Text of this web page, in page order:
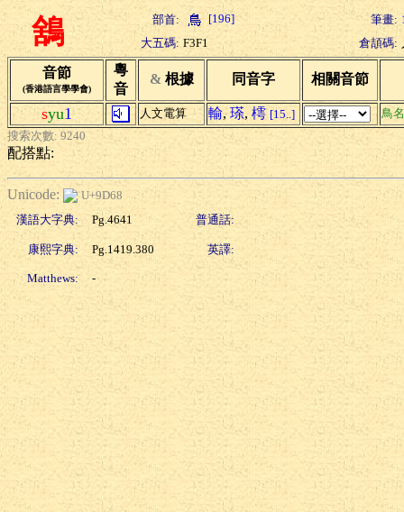
鵨 部首: [196] 筆畫:
大五碼: F3F1 倉頡碼:
音節
(香港語言學學會)
粵
音
& 根據 同音字 相關音節
syu1 人文電算 輸, 瑹, 樗 [15..]
鳥名
搜索次數: 9240
配搭點:
Unicode:
U+9D68
漢語大字典:
Pg.4641 普通話:
康熙字典: Pg.1419.380 英譯:
Matthews: -